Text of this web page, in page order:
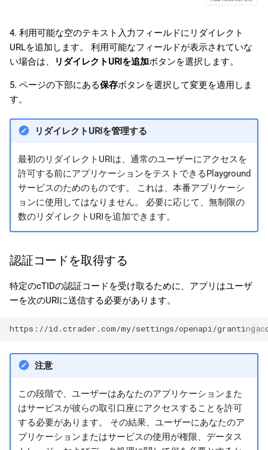
4. 利用可能な空のテキスト入力フィールドにリダイレクト
URLを追加します。 利用可能なフィールドが表示されていな
い場合は、
リダイレクトURIを追加ボタンを選択します。
5. ページの下部にある保存ボタンを選択して変更を適用しま
す。
リダイレクトURIを管理する
最初のリダイレクトURIは、通常のユーザーにアクセスを
許可する前にアプリケーションをテストできるPlayground
サービスのためのものです。 これは、本番アプリケーシ
ョンに使用してはなりません。 必要に応じて、無制限の
数のリダイレクトURIを追加できます。
認証コードを取得する
特定のcTIDの認証コードを受け取るために、アプリはユーザ
ーを次のURIに送信する必要があります。
注意
この段階で、ユーザーはあなたのアプリケーションまた
はサービスが彼らの取引口座にアクセスすることを許可
する必要があります。 その結果、ユーザーにあなたのア
プリケーションまたはサービスの使用が権限、データス